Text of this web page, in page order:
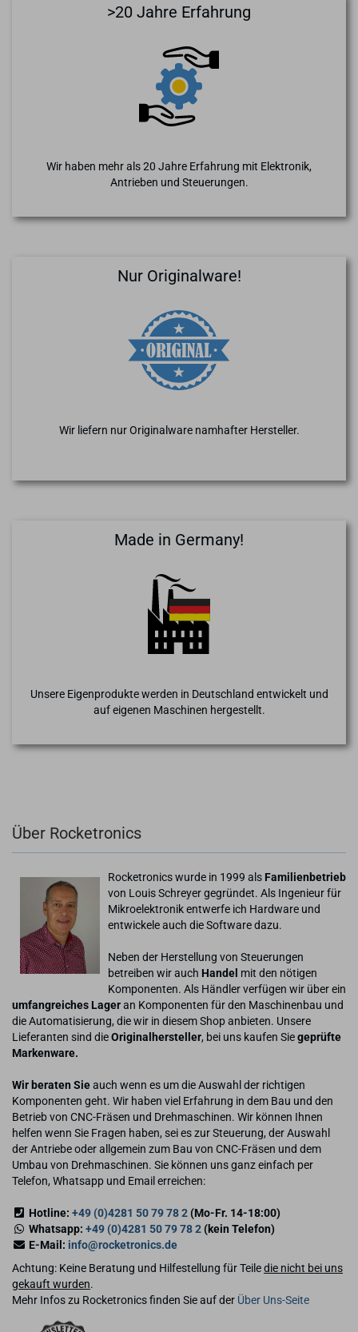
>20 Jahre Erfahrung
Wir haben mehr als 20 Jahre Erfahrung mit Elektronik,
Antrieben und Steuerungen.
Nur Originalware!
Wir liefern nur Originalware namhafter Hersteller.
Made in Germany!
Unsere Eigenprodukte werden in Deutschland entwickelt und
auf eigenen Maschinen hergestellt.
Über Rocketronics
Rocketronics wurde in 1999 als Familienbetrieb
von Louis Schreyer gegründet. Als Ingenieur für
Mikroelektronik entwerfe ich Hardware und
entwickele auch die Software dazu.
Neben der Herstellung von Steuerungen
betreiben wir auch Handel mit den nötigen
Komponenten. Als Händler verfügen wir über ein
umfangreiches Lageran Komponenten für den Maschinenbau und
die Automatisierung, die wir in diesem Shop anbieten. Unsere
Lieferanten sind dieOriginalhersteller, bei uns kaufen Siegeprüfte
Markenware.
Wir beraten Sieauch wenn es um die Auswahl der richtigen
Komponenten geht. Wir haben viel Erfahrung in dem Bau und den
Betrieb von CNC-Fräsen und Drehmaschinen. Wir können Ihnen
helfen wenn Sie Fragen haben, sei es zur Steuerung, der Auswahl
der Antriebe oder allgemein zum Bau von CNC-Fräsen und dem
Umbau von Drehmaschinen. Sie können uns ganz einfach per
Telefon, Whatsapp und Email erreichen:
Hotline: +49 (0)4281 50 79 78 2(Mo-Fr. 14-18:00)
Whatsapp: +49 (0)4281 50 79 78 2(kein Telefon)
E-Mail: info@rocketronics.de
Achtung: Keine Beratung und Hilfestellung für Teiledie nicht bei uns
gekauft wurden.
Mehr Infos zu Rocketronics finden Sie auf der Über Uns-Seite